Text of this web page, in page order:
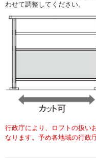
わせて調整してください。
行政庁により、ロフトの扱い
なります。予め各地域の行政